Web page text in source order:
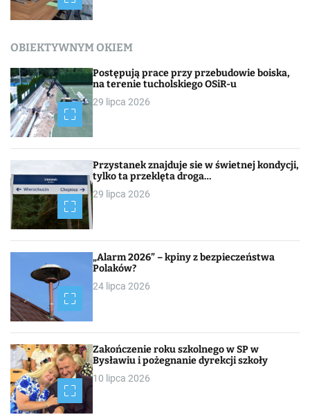
OBIEKTYWNYM OKIEM
Postępują prace przy przebudowie boiska,
na terenie tucholskiego OSiR-u
29 lipca 2026
Przystanek znajduje sie w świetnej kondycji,
tylko ta przeklęta droga…
29 lipca 2026
„Alarm 2026” – kpiny z bezpieczeństwa
Polaków?
24 lipca 2026
Zakończenie roku szkolnego w SP w
Bysławiu i pożegnanie dyrekcji szkoły
10 lipca 2026